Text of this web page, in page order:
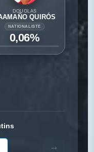
DOUGLAS
QUIRÓS
NATIONALISTE
0,06%
→